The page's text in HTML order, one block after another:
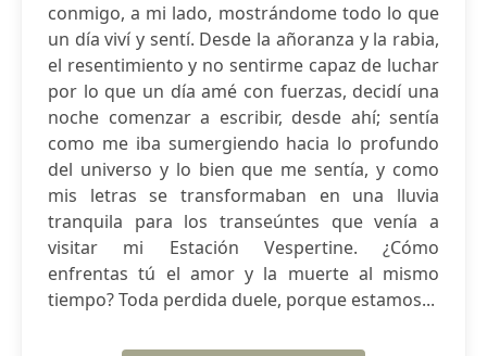
conmigo, a mi lado, mostrándome todo lo que
un día viví y sentí. Desde la añoranza y la rabia,
el resentimiento y no sentirme capaz de luchar
por lo que un día amé con fuerzas, decidí una
noche comenzar a escribir, desde ahí; sentía
como me iba sumergiendo hacia lo profundo
del universo y lo bien que me sentía, y como
mis letras se transformaban en una lluvia
tranquila para los transeúntes que venía a
visitar mi Estación Vespertine. ¿Cómo
enfrentas tú el amor y la muerte al mismo
tiempo? Toda perdida duele, porque estamos...